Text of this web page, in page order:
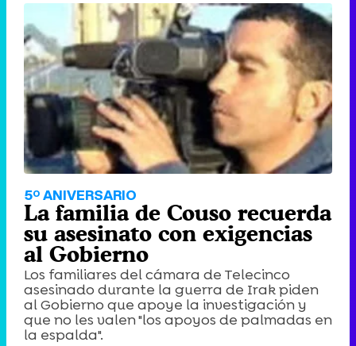
5º ANIVERSARIO
La familia de Couso recuerda
su asesinato con exigencias
al Gobierno
Los familiares del cámara de Telecinco
asesinado durante la guerra de Irak piden
al Gobierno que apoye la investigación y
que no les valen "los apoyos de palmadas en
la espalda".